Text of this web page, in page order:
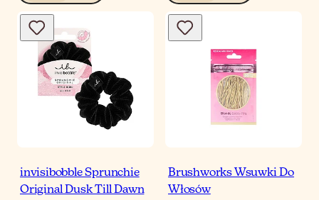
invisibobble Sprunchie
Original Dusk Till Dawn
Brushworks Wsuwki Do
Włosów